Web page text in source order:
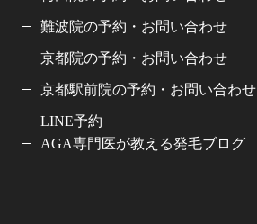
難波院の予約・お問い合わせ
京都院の予約・お問い合わせ
京都駅前院の予約・お問い合わせ
LINE予約
AGA専門医が教える発毛ブログ